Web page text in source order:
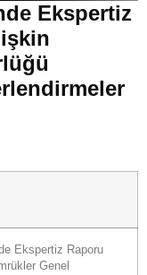
Ekspertiz
Ekspertiz Raporu
Genel